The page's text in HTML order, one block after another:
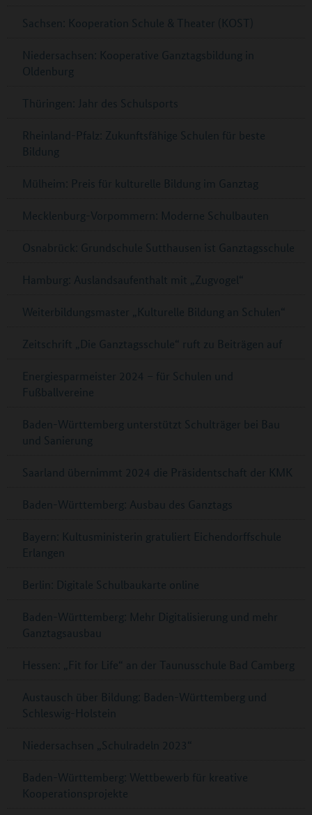
Sachsen: Kooperation Schule & Theater (KOST)
Niedersachsen: Kooperative Ganztagsbildung in
Oldenburg
Thüringen: Jahr des Schulsports
Rheinland-Pfalz: Zukunftsfähige Schulen für beste
Bildung
Mülheim: Preis für kulturelle Bildung im Ganztag
Mecklenburg-Vorpommern: Moderne Schulbauten
Osnabrück: Grundschule Sutthausen ist Ganztagsschule
Hamburg: Auslandsaufenthalt mit „Zugvogel“
Weiterbildungsmaster „Kulturelle Bildung an Schulen“
Zeitschrift „Die Ganztagsschule“ ruft zu Beiträgen auf
Energiesparmeister 2024 – für Schulen und
Fußballvereine
Baden-Württemberg unterstützt Schulträger bei Bau
und Sanierung
Saarland übernimmt 2024 die Präsidentschaft der KMK
Baden-Württemberg: Ausbau des Ganztags
Bayern: Kultusministerin gratuliert Eichendorffschule
Erlangen
Berlin: Digitale Schulbaukarte online
Baden-Württemberg: Mehr Digitalisierung und mehr
Ganztagsausbau
Hessen: „Fit for Life“ an der Taunusschule Bad Camberg
Austausch über Bildung: Baden-Württemberg und
Schleswig-Holstein
Niedersachsen „Schulradeln 2023“
Baden-Württemberg: Wettbewerb für kreative
Kooperationsprojekte